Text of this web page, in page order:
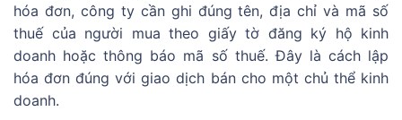
hóa đơn, công ty cần ghi đúng tên, địa chỉ và mã số
thuế của người mua theo giấy tờ đăng ký hộ kinh
doanh hoặc thông báo mã số thuế. Đây là cách lập
hóa đơn đúng với giao dịch bán cho một chủ thể kinh
doanh.